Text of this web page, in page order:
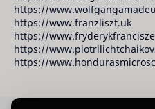
https://
https://www.franzliszt.uk
https://
https://
https://